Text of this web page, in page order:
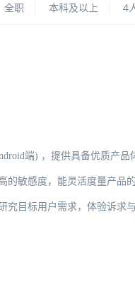
全职 本科及以上 4
端)，提供具备优质产品
敏感度，能灵活度量产品
目标用户需求，体验诉求